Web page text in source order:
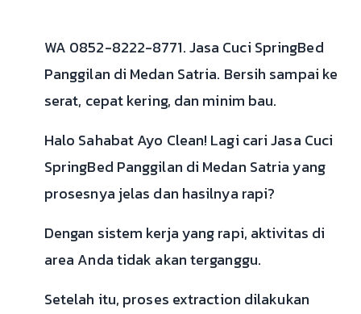
WA 0852-8222-8771. Jasa Cuci SpringBed
Panggilan di Medan Satria. Bersih sampai ke
serat, cepat kering, dan minim bau.
Halo Sahabat Ayo Clean! Lagi cari Jasa Cuci
SpringBed Panggilan di Medan Satria yang
prosesnya jelas dan hasilnya rapi?
Dengan sistem kerja yang rapi, aktivitas di
area Anda tidak akan terganggu.
Setelah itu, proses extraction dilakukan